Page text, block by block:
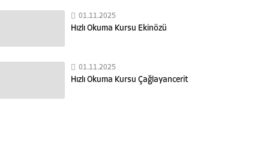
01.11.2025
Hızlı Okuma Kursu Ekinözü
01.11.2025
Hızlı Okuma Kursu Çağlayancerit